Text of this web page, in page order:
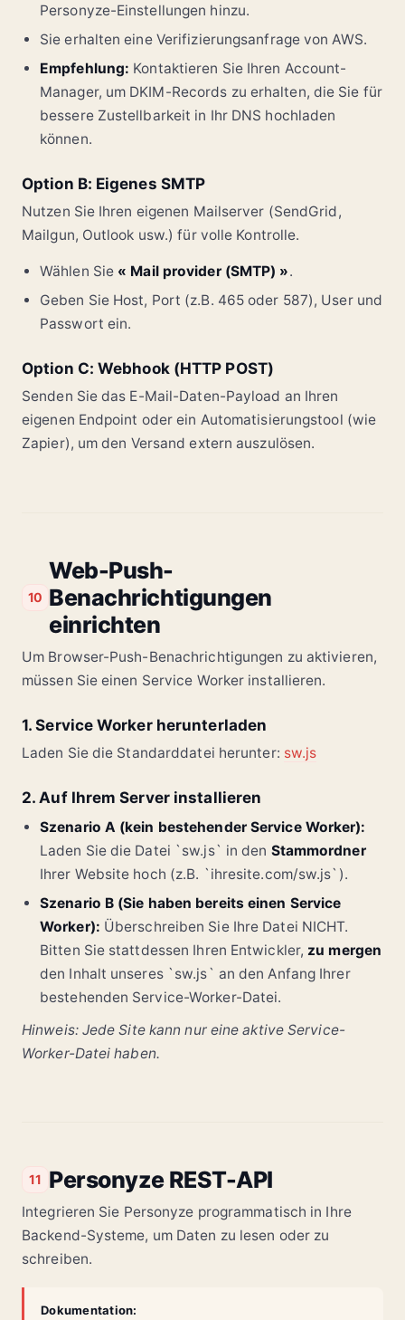
Personyze-Einstellungen hinzu.
Sie erhalten eine Verifizierungsanfrage von AWS.
Empfehlung: Kontaktieren Sie Ihren Account-
Manager, um DKIM-Records zu erhalten, die Sie für
bessere Zustellbarkeit in Ihr DNS hochladen
können.
Option B: Eigenes SMTP
Nutzen Sie Ihren eigenen Mailserver (SendGrid,
Mailgun, Outlook usw.) für volle Kontrolle.
Wählen Sie « Mail provider (SMTP) ».
Geben Sie Host, Port (z.B. 465 oder 587), User und
Passwort ein.
Option C: Webhook (HTTP POST)
Senden Sie das E-Mail-Daten-Payload an Ihren
eigenen Endpoint oder ein Automatisierungstool (wie
Zapier), um den Versand extern auszulösen.
10
Web-Push-
Benachrichtigungen
einrichten
Um Browser-Push-Benachrichtigungen zu aktivieren,
müssen Sie einen Service Worker installieren.
1. Service Worker herunterladen
Laden Sie die Standarddatei herunter: sw.js
2. Auf Ihrem Server installieren
Szenario A (kein bestehender Service Worker):
Laden Sie die Datei `sw.js` in den Stammordner
Ihrer Website hoch (z.B. `ihresite.com/sw.js`).
Szenario B (Sie haben bereits einen Service
Worker): Überschreiben Sie Ihre Datei NICHT.
Bitten Sie stattdessen Ihren Entwickler, zu mergen
den Inhalt unseres `sw.js` an den Anfang Ihrer
bestehenden Service-Worker-Datei.
Hinweis: Jede Site kann nur eine aktive Service-
Worker-Datei haben.
11 Personyze REST-API
Integrieren Sie Personyze programmatisch in Ihre
Backend-Systeme, um Daten zu lesen oder zu
schreiben.
Dokumentation: